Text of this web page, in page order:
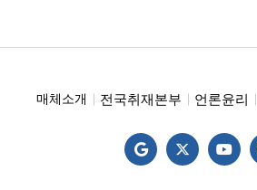
매체소개 전국취재본부 언론윤리